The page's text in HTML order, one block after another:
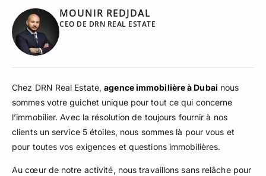
MOUNIR REDJDAL
CEO DE DRN REAL ESTATE
Chez DRN Real Estate,agence immobilière à Dubai nous
sommes votre guichet unique pour tout ce qui concerne
l’immobilier. Avec la résolution de toujours fournir à nos
clients un service 5 étoiles, nous sommes là pour vous et
pour toutes vos exigences et questions immobilières.
Au cœur de notre activité, nous travaillons sans relâche pour